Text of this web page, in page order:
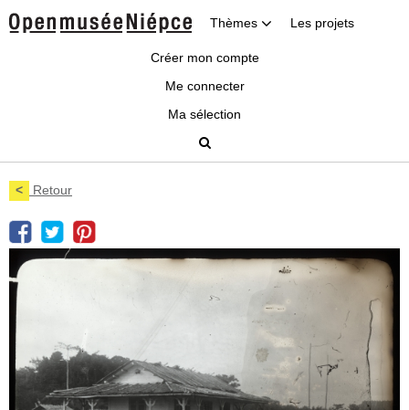
Thèmes Les projets
Créer mon compte
Me connecter
Ma sélection
< Retour